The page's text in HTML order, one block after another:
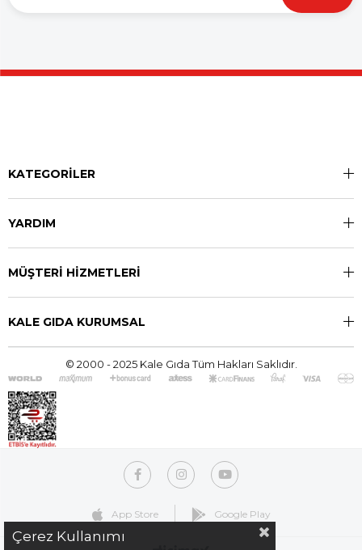
KATEGORİLER
YARDIM
MÜŞTERİ HİZMETLERİ
KALE GIDA KURUMSAL
© 2000 - 2025 Kale Gıda Tüm Hakları Saklıdır.
App Store Google Play
Çerez Kullanımı